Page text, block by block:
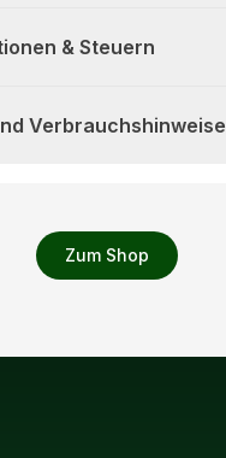
Zum Shop
& Steuern
Verbrauchshinweise